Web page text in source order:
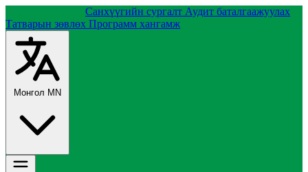
Санхүүгийн сургалт Аудит баталгаажуулах
Татварын зөвлөх Программ хангамж
Монгол MN